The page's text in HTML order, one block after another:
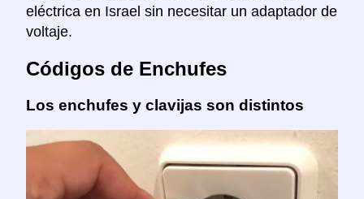
eléctrica en Israel sin necesitar un adaptador de
voltaje.
Códigos de Enchufes
Los enchufes y clavijas son distintos